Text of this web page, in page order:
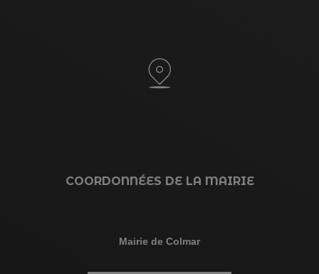
COORDONNÉES DE LA MAIRIE
Mairie de Colmar